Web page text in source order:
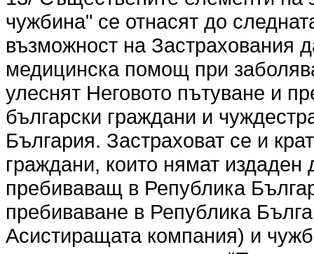
чужбина" се отнасят до
възможност на Застрахования
медицинска помощ при
улеснят Неговото пътуване и
български граждани и
България. Застраховат се и
граждани, които нямат
пребиваващ в Република
пребиваване в Република
Асистиращата компания) и